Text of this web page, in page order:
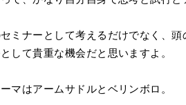
ミナーとして考えるだけでなく、
して貴重な機会だと思いますよ。
マはアームサドルとベリンボロ。